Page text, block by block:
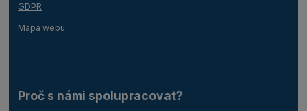
GDPR
Mapa webu
Proč s námi spolupracovat?